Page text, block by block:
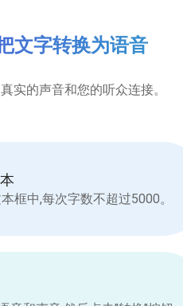
文字转换为语音
实的声音和您的听众连接。
框中,每次字数不超过5000。